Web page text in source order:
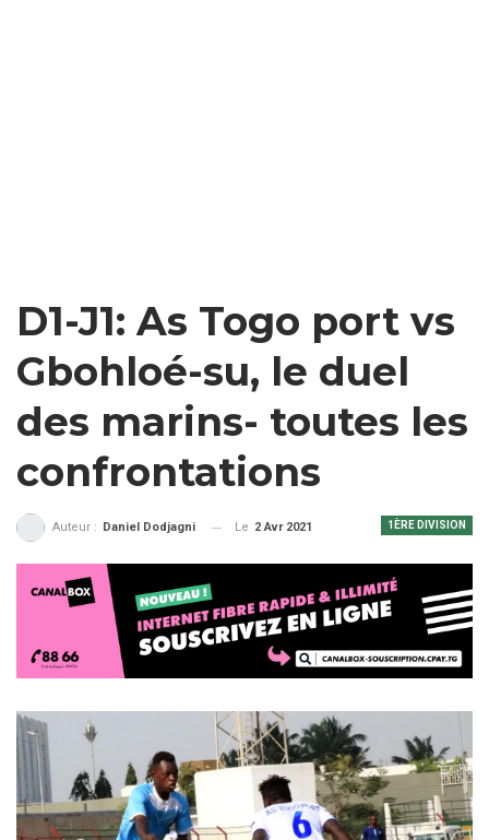
D1-J1: As Togo port vs
Gbohloé-su, le duel
des marins- toutes les
confrontations
1ÈRE DIVISION
Auteur : Daniel Dodjagni Le 2 Avr 2021